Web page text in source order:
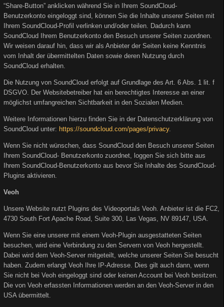
“Share-Button” anklicken während Sie in Ihrem SoundCloud-
Benutzerkonto eingeloggt sind, können Sie die Inhalte unserer Seiten mit
Ihrem SoundCloud-Profil verlinken und/oder teilen. Dadurch kann
SoundCloud Ihrem Benutzerkonto den Besuch unserer Seiten zuordnen.
Wir weisen darauf hin, dass wir als Anbieter der Seiten keine Kenntnis
vom Inhalt der übermittelten Daten sowie deren Nutzung durch
SoundCloud erhalten.
Die Nutzung von SoundCloud erfolgt auf Grundlage des Art. 6 Abs. 1 lit. f
DSGVO. Der Websitebetreiber hat ein berechtigtes Interesse an einer
möglichst umfangreichen Sichtbarkeit in den Sozialen Medien.
Weitere Informationen hierzu finden Sie in der Datenschutzerklärung von
SoundCloud unter: https://soundcloud.com/pages/privacy.
Wenn Sie nicht wünschen, dass SoundCloud den Besuch unserer Seiten
Ihrem SoundCloud- Benutzerkonto zuordnet, loggen Sie sich bitte aus
Ihrem SoundCloud-Benutzerkonto aus bevor Sie Inhalte des SoundCloud-
Plugins aktivieren.
Veoh
Unsere Website nutzt Plugins des Videoportals Veoh. Anbieter ist die FC2,
4730 South Fort Apache Road, Suite 300, Las Vegas, NV 89147, USA.
Wenn Sie eine unserer mit einem Veoh-Plugin ausgestatteten Seiten
besuchen, wird eine Verbindung zu den Servern von Veoh hergestellt.
Dabei wird dem Veoh-Server mitgeteilt, welche unserer Seiten Sie besucht
haben. Zudem erlangt Veoh Ihre IP-Adresse. Dies gilt auch dann, wenn
Sie nicht bei Veoh eingeloggt sind oder keinen Account bei Veoh besitzen.
Die von Veoh erfassten Informationen werden an den Veoh-Server in den
USA übermittelt.